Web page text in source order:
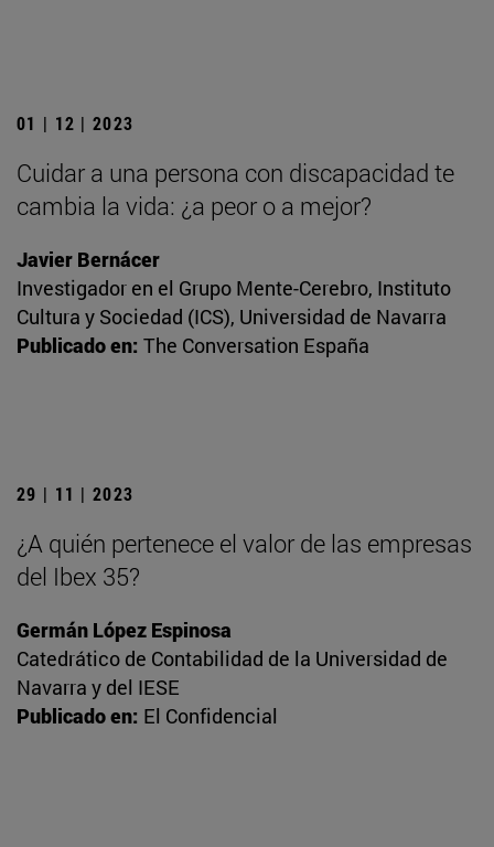
01 | 12 | 2023
Cuidar a una persona con discapacidad te
cambia la vida: ¿a peor o a mejor?
Javier Bernácer
Investigador en el Grupo Mente-Cerebro, Instituto
Cultura y Sociedad (ICS), Universidad de Navarra
Publicado en: The Conversation España
29 | 11 | 2023
¿A quién pertenece el valor de las empresas
del Ibex 35?
Germán López Espinosa
Catedrático de Contabilidad de la Universidad de
Navarra y del IESE
Publicado en: El Confidencial